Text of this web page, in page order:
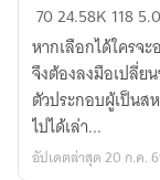
ข้า
เผลอ
อ่อย
พระเอก
ไป
หรือ
เนี่ย
7024.58K 118
หากเลือกได้ใครจ
จึงต้องลงมือเปลี่ย
ตัวประกอบผู้เป็นส
ไปได้เล่า...
อัปเดตล่าสุด 20 ก.ค.